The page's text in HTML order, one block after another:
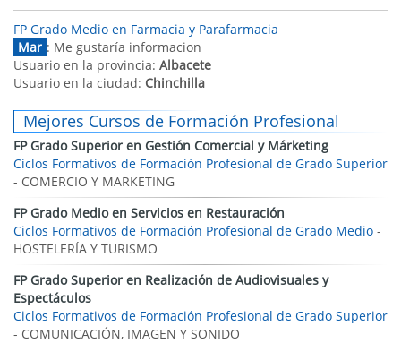
FP Grado Medio en Farmacia y Parafarmacia
Mar : Me gustaría informacion
Usuario en la provincia: Albacete
Usuario en la ciudad: Chinchilla
Mejores Cursos de Formación Profesional
FP Grado Superior en Gestión Comercial y Márketing
Ciclos Formativos de Formación Profesional de Grado Superior
- COMERCIO Y MARKETING
FP Grado Medio en Servicios en Restauración
Ciclos Formativos de Formación Profesional de Grado Medio -
HOSTELERÍA Y TURISMO
FP Grado Superior en Realización de Audiovisuales y
Espectáculos
Ciclos Formativos de Formación Profesional de Grado Superior
- COMUNICACIÓN, IMAGEN Y SONIDO